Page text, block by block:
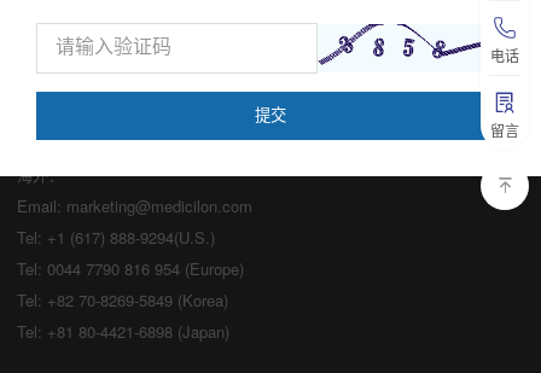
电话
留言
中国：
Email:marketing@medicilon.com
（仅限服务咨询，其他事宜请拨打川沙总部电话）
海外：
Email: marketing@medicilon.com
Tel: +1 (617) 888-9294(U.S.)
Tel: 0044 7790 816 954 (Europe)
Tel: +82 70-8269-5849 (Korea)
Tel: +81 80-4421-6898 (Japan)